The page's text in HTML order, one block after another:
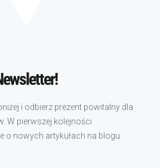
i odbierz prezent powitalny dla
W pierwszej kolejności
o nowych artykułach na blogu.